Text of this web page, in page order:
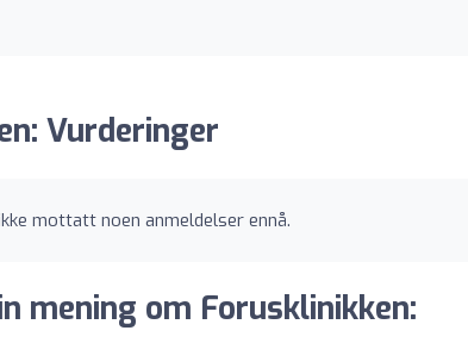
Vurderinger
mottatt noen anmeldelser ennå.
mening om Forusklinikken: